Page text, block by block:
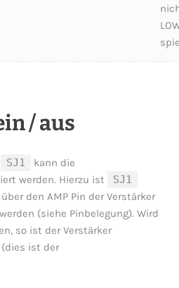
/ aus
SJ1
kann die
werden. Hierzu ist
SJ1
den AMP Pin der Verstärker
(siehe Pinbelegung). Wird
so ist der Verstärker
ist der